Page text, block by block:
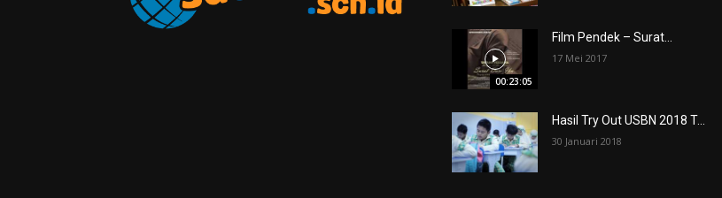
00:23:05
Film Pendek – Surat...
17 Mei 2017
Hasil Try Out USBN 2018 T...
30 Januari 2018